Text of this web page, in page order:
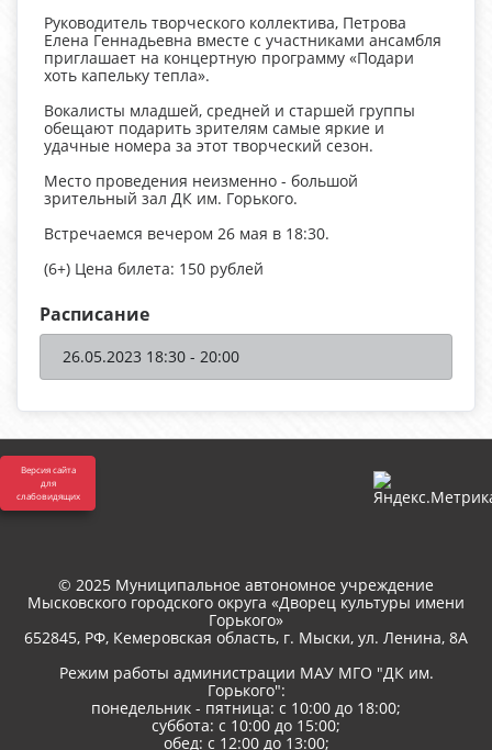
Версия сайта
для
слабовидящих
Руководитель творческого коллектива, Петрова
Елена Геннадьевна вместе с участниками ансамбля
приглашает на концертную программу «Подари
хоть капельку тепла».
Вокалисты младшей, средней и старшей группы
обещают подарить зрителям самые яркие и
удачные номера за этот творческий сезон.
Место проведения неизменно - большой
зрительный зал ДК им. Горького.
Встречаемся вечером 26 мая в 18:30.
(6+) Цена билета: 150 рублей
Расписание
26.05.2023 18:30 - 20:00
© 2025 Муниципальное автономное учреждение
Мысковского городского округа «Дворец культуры имени
Горького»
652845, РФ, Кемеровская область, г. Мыски, ул. Ленина, 8A
Режим работы администрации МАУ МГО "ДК им.
Горького":
понедельник - пятница: с 10:00 до 18:00;
суббота: с 10:00 до 15:00;
обед: с 12:00 до 13:00;